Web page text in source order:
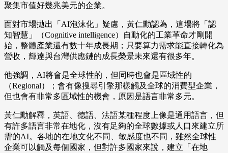
聚集市值好幾兆美元的企業。
面對市場拋出「AI泡沫化」疑慮，黃仁勳認為，這場將「認
知智慧」（Cognitive intelligence）自動化的工業革命才剛開
始，整體產業還有數十年成長期；只要算力需求能直接轉化為
營收，輝達與台灣供應鏈的成長榮景未來還有很多年。
他強調，AI將會是全球性的，但同時也會是區域性的
（Regional）；會有像搜尋引擎那樣觸及全球的消費型企業，
但也會有非常多區域性的機會，原因是語言非常多元。
黃仁勳解釋，英語、德語、法語某種程度上像是通用語言，但
有許多語言非常在地化，沒有足夠的全球數據或人口來建立所
需的AI。各地的在地文化不同、敏感度也不同，雖然全球性
企業可以觸及每個國家，但對許多國家來說，建立「在地